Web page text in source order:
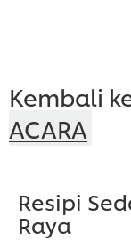
Kembali
ACARA
Resipi
Raya